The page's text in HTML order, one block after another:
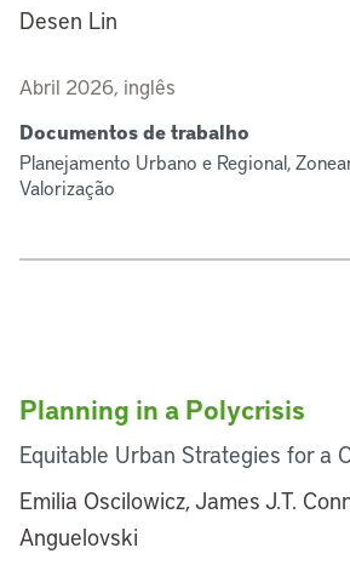
Desen Lin
Abril 2026, inglês
Documentos de trabalho
Planejamento Urbano e Regional,
Valorização
Planning in a Polycrisis
Equitable Urban Strategies for a
Emilia Oscilowicz, James J.T.
Anguelovski